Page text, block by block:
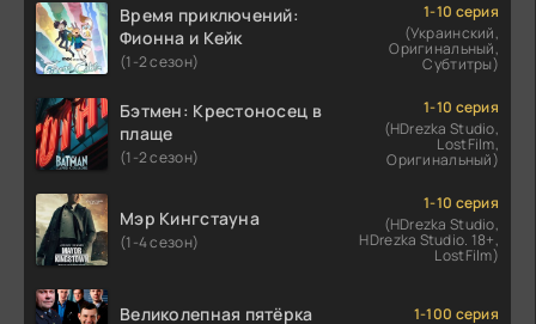
Время приключений:
Фионна и Кейк
(1-2 сезон)
1-10 серия
(Украинский,
Оригинальный,
Субтитры)
Бэтмен: Крестоносец в
плаще
(1-2 сезон)
1-10 серия
(HDrezka Studio,
LostFilm,
Оригинальный)
Мэр Кингстауна
(1-4 сезон)
1-10 серия
(HDrezka Studio,
HDrezka Studio. 18+,
LostFilm)
Великолепная пятёрка
1-100 серия